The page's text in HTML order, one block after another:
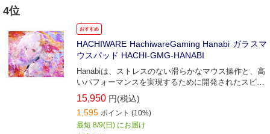
4位
おすすめ
HACHIWARE HachiwareGaming Hanabi ガラスマ
ウスパッド HACHI-GMG-HANABI
Hanabiは、ストレスのない滑らかなマウス操作と、高
いパフォーマンスを実現するために開発されたスピー
ドタイプのガラスマウスパッドです。
15,950 円(税込)
1,595 ポイント (10%)
最短 8/9(日) にお届け